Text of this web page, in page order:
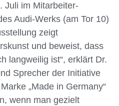
Juli im Mitarbeiter-
Audi-Werks (am Tor 10)
zeigt
und beweist, dass
langweilig ist“, erklärt Dr.
Sprecher der Initiative
„Made in Germany“
wenn man gezielt